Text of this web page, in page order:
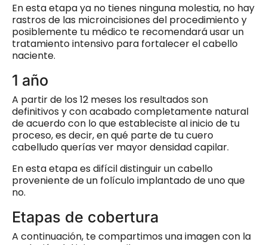
En esta etapa ya no tienes ninguna molestia, no hay
rastros de las microincisiones del procedimiento y
posiblemente tu médico te recomendará usar un
tratamiento intensivo para fortalecer el cabello
naciente.
1 año
A partir de los 12 meses los resultados son
definitivos y con acabado completamente natural
de acuerdo con lo que estableciste al inicio de tu
proceso, es decir, en qué parte de tu cuero
cabelludo querías ver mayor densidad capilar.
En esta etapa es difícil distinguir un cabello
proveniente de un folículo implantado de uno que
no.
Etapas de cobertura
A continuación, te compartimos una imagen con la